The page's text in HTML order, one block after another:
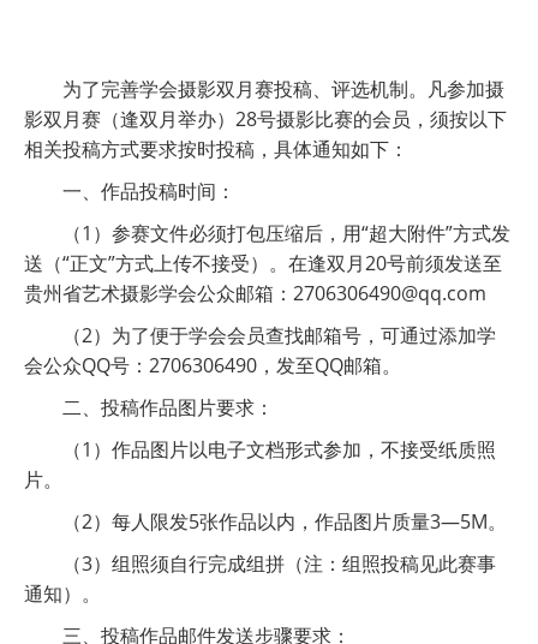
为了完善学会摄影双月赛投稿、评选机制。凡参加摄
影双月赛（逢双月举办）28号摄影比赛的会员，须按以下
相关投稿方式要求按时投稿，具体通知如下：
一、作品投稿时间：
（1）参赛文件必须打包压缩后，用“超大附件”方式发
送（“正文”方式上传不接受）。在逢双月20号前须发送至
贵州省艺术摄影学会公众邮箱：2706306490@qq.com
（2）为了便于学会会员查找邮箱号，可通过添加学
会公众QQ号：2706306490，发至QQ邮箱。
二、投稿作品图片要求：
（1）作品图片以电子文档形式参加，不接受纸质照
片。
（2）每人限发5张作品以内，作品图片质量3—5M。
（3）组照须自行完成组拼（注：组照投稿见此赛事
通知）。
三、投稿作品邮件发送步骤要求：